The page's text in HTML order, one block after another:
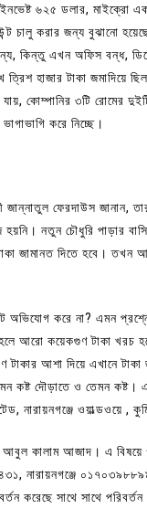
ইনভেষ্ট ৬২৫ ডলার, মাইক্রো
চালু করার জন্য বুঝানো
কিন্তু এখন অফিস বন্ধ,
হাজার টাকা জমাদিয়ে
কোম্পানির ৩টি রোমের
করে নিচ্ছে।
জান্নাতুল ফেরদাউস
হয়নি। নতুন চৌধুরি পাড়ার
জামানত দিতে হবে। তখন
অভিযোগ করে না? এমন
আরো কয়েকগুণ টাকা খরচ
টাকার আশা দিয়ে এখানে
কষ্ট দৌড়াতে ও তেমন কষ্ট।
নারায়নগঞ্জে ওয়াল্ডওয়ে ,
কালাম আজাদ। এ বিষয়ে
নারায়নগঞ্জে
করেছে সাথে সাথে